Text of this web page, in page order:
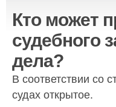
Кто может
судебного
дела?
В соответствии со
судах открытое.